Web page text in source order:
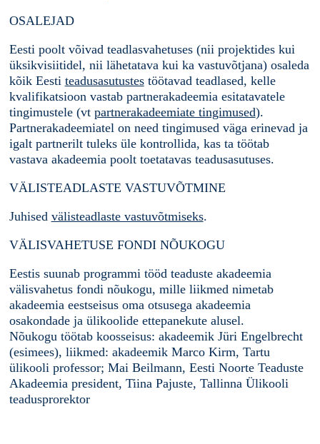
OSALEJAD
Eesti poolt võivad teadlasvahetuses (nii projektides kui
üksikvisiitidel, nii lähetatava kui ka vastuvõtjana) osaleda
kõik Eesti teadusasutustestöötavad teadlased, kelle
kvalifikatsioon vastab partnerakadeemia esitatavatele
tingimustele (vt partnerakadeemiate tingimused).
Partnerakadeemiatel on need tingimused väga erinevad ja
igalt partnerilt tuleks üle kontrollida, kas ta töötab
vastava akadeemia poolt toetatavas teadusasutuses.
VÄLISTEADLASTE VASTUVÕTMINE
Juhised välisteadlaste vastuvõtmiseks.
VÄLISVAHETUSE FONDI NÕUKOGU
Eestis suunab programmi tööd teaduste akadeemia
välisvahetus fondi nõukogu, mille liikmed nimetab
akadeemia eestseisus oma otsusega akadeemia
osakondade ja ülikoolide ettepanekute alusel.
Nõukogu töötab koosseisus: akadeemik Jüri Engelbrecht
(esimees), liikmed: akadeemik Marco Kirm, Tartu
ülikooli professor; Mai Beilmann, Eesti Noorte Teaduste
Akadeemia president, Tiina Pajuste, Tallinna Ülikooli
teadusprorektor